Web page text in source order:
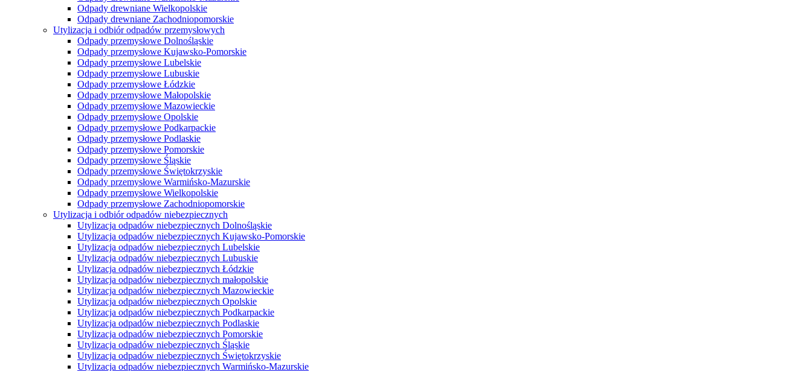
Odpady drewniane Wielkopolskie
Odpady drewniane Zachodniopomorskie
Utylizacja i odbiór odpadów przemysłowych
Odpady przemysłowe Dolnośląskie
Odpady przemysłowe Kujawsko-Pomorskie
Odpady przemysłowe Lubelskie
Odpady przemysłowe Lubuskie
Odpady przemysłowe Łódzkie
Odpady przemysłowe Małopolskie
Odpady przemysłowe Mazowieckie
Odpady przemysłowe Opolskie
Odpady przemysłowe Podkarpackie
Odpady przemysłowe Podlaskie
Odpady przemysłowe Pomorskie
Odpady przemysłowe Śląskie
Odpady przemysłowe Świętokrzyskie
Odpady przemysłowe Warmińsko-Mazurskie
Odpady przemysłowe Wielkopolskie
Odpady przemysłowe Zachodniopomorskie
Utylizacja i odbiór odpadów niebezpiecznych
Utylizacja odpadów niebezpiecznych Dolnośląskie
Utylizacja odpadów niebezpiecznych Kujawsko-Pomorskie
Utylizacja odpadów niebezpiecznych Lubelskie
Utylizacja odpadów niebezpiecznych Lubuskie
Utylizacja odpadów niebezpiecznych Łódzkie
Utylizacja odpadów niebezpiecznych małopolskie
Utylizacja odpadów niebezpiecznych Mazowieckie
Utylizacja odpadów niebezpiecznych Opolskie
Utylizacja odpadów niebezpiecznych Podkarpackie
Utylizacja odpadów niebezpiecznych Podlaskie
Utylizacja odpadów niebezpiecznych Pomorskie
Utylizacja odpadów niebezpiecznych Śląskie
Utylizacja odpadów niebezpiecznych Świętokrzyskie
Utylizacja odpadów niebezpiecznych Warmińsko-Mazurskie